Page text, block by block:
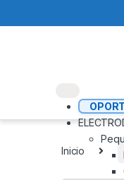
Inicio